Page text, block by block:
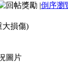
|倒序瀏
大損傷)
圖片